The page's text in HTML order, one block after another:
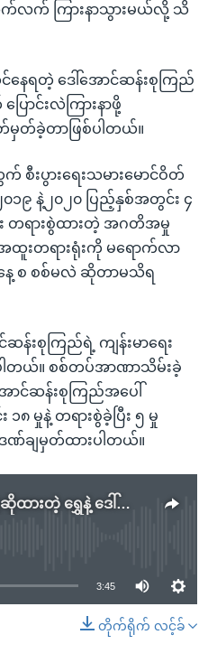
က်လက် ကြားနာသွားမယ်လို့ သိ
နေရတဲ့ ဒေါ်အောင်ဆန်းစုကြည်
ာင်းလဲကြားနာဖို့
မှတ်ခဲ့တာဖြစ်ပါတယ်။
စီးပွားရေးသမားမောင်ဝိတ်
၁၉ နဲ့၂၀၂၀ ပြည့်နှစ်အတွင်း ၄
တရားစွဲထားတဲ့ အဂတိအမှု
ထူးတရားရုံးကို မရောက်လာ
စ စစ်မလဲ ဆိုတာမသိရ
ဆန်းစုကြည်ရဲ့ ကျန်းမာရေး
တယ်။ စစ်တပ်အာဏာသိမ်းခဲ့
ောင်ဆန်းစုကြည်အပေါ်
မှုနဲ့ တရားစွဲခဲ့ပြီး ၅ မှု
ဏ်ချမှတ်ထားပါတယ်။
ဒေါ်အောင်ဆန်းစုကြည်ကို စွဲဆိုထားတဲ့ ရွှေနဲ့ ဒေါ်လာအဂတိအမှု အပြီးသတ်လျှေက်လဲ
currently available
3:45
တိုက်ရိုက် လင့်ခ်